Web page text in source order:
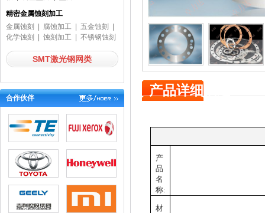
精密金属蚀刻加工
金属蚀刻
腐蚀加工 五金蚀刻
化学蚀刻
蚀刻加工 不锈钢蚀刻
SMT激光钢网类
合作伙伴 产品详细描述
产
品
名
称:
材